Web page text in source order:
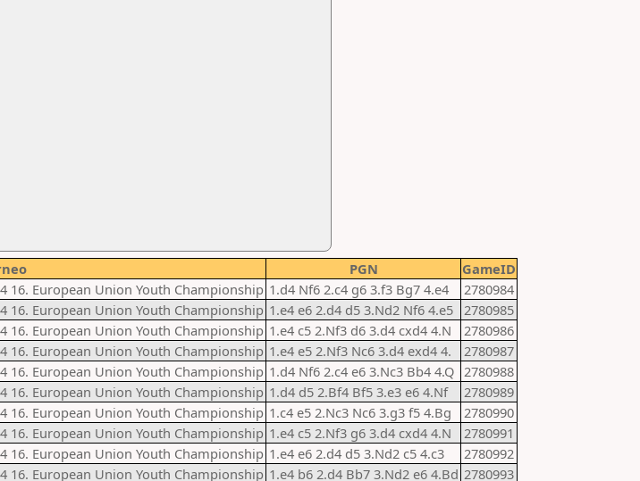
PGN
GameID
16. European Union Youth Championship 1.d4 Nf6 2.c4 g6 3.f3 Bg7 4.e4
2780984
16. European Union Youth Championship 1.e4 e6 2.d4 d5 3.Nd2 Nf6 4.e5 2780985
16. European Union Youth Championship 1.e4 c5 2.Nf3 d6 3.d4 cxd4 4.N
2780986
16. European Union Youth Championship 1.e4 e5 2.Nf3 Nc6 3.d4 exd4 4.
2780987
16. European Union Youth Championship 1.d4 Nf6 2.c4 e6 3.Nc3 Bb4 4.Q 2780988
16. European Union Youth Championship 1.d4 d5 2.Bf4 Bf5 3.e3 e6 4.Nf
2780989
16. European Union Youth Championship 1.c4 e5 2.Nc3 Nc6 3.g3 f5 4.Bg
2780990
16. European Union Youth Championship 1.e4 c5 2.Nf3 g6 3.d4 cxd4 4.N
2780991
16. European Union Youth Championship 1.e4 e6 2.d4 d5 3.Nd2 c5 4.c3
2780992
16. European Union Youth Championship 1.e4 b6 2.d4 Bb7 3.Nd2 e6 4.Bd 2780993